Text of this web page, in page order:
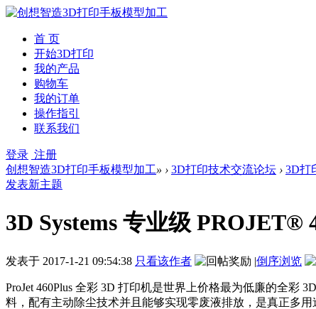
首 页
开始3D打印
我的产品
购物车
我的订单
操作指引
联系我们
登录 注册
创想智造3D打印手板模型加工» › 3D打印技术交流论坛 › 3D打
发表新主题
3D Systems 专业级 PROJET®
发表于 2017-1-21 09:54:38 只看该作者 |倒序浏览
ProJet 460Plus 全彩 3D 打印机是世界上价格最为低廉的全彩
料，配有主动除尘技术并且能够实现零废液排放，是真正多